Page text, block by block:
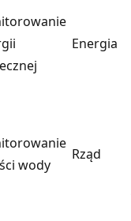
Energia
wody
Rząd